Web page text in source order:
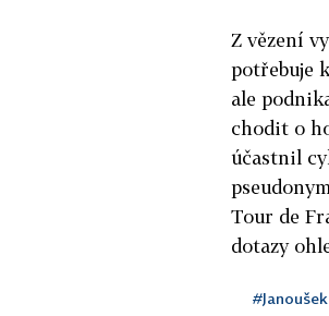
Z vězení
potřebuje
ale
chodit o
účastnil
Tour de
dotazy